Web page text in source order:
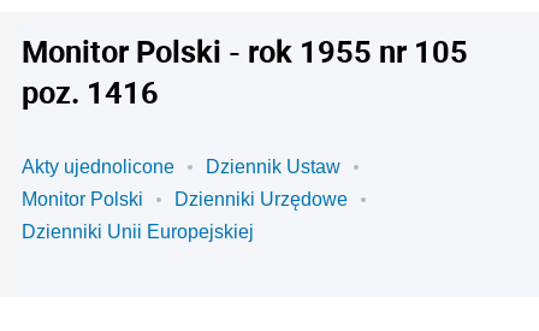
Monitor Polski - rok 1955 nr 105
poz. 1416
Akty ujednolicone
Dziennik Ustaw
Monitor Polski
Dzienniki Urzędowe
Dzienniki Unii Europejskiej